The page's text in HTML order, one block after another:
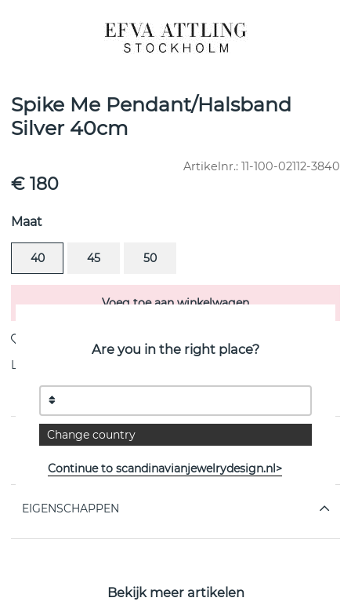
Spike Me Pendant/Halsband
Silver 40cm
Artikelnr.: 11-100-02112-3840
€ 180
Maat
40 45 50
Voeg toe aan winkelwagen
Levering:
PRODUCTOMSCHRIJVING
van het Zweedse Efva Attling
EIGENSCHAPPEN
Bekijk meer artikelen
Are you in the right place?
Change country
Continue to scandinavianjewelrydesign.nl>